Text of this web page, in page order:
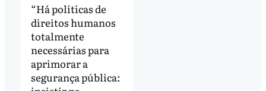
“Há políticas de
direitos humanos
totalmente
necessárias para
aprimorar a
segurança pública: